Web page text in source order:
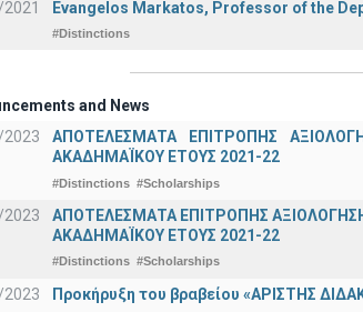
Evangelos Markatos, Professor of the
#Distinctions
and News
ΑΠΟΤΕΛΕΣΜΑΤΑ ΕΠΙΤΡΟΠΗΣ
ΑΚΑΔΗΜΑΪΚΟΥ ΕΤΟΥΣ 2021-22
#Distinctions #Scholarships
ΑΠΟΤΕΛΕΣΜΑΤΑ ΕΠΙΤΡΟΠΗΣ
ΑΚΑΔΗΜΑΪΚΟΥ ΕΤΟΥΣ 2021-22
#Distinctions #Scholarships
Προκήρυξη του βραβείου «ΑΡΙΣΤΗΣ